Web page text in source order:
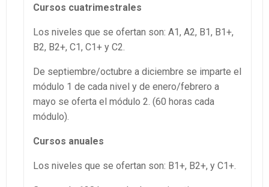
Cursos cuatrimestrales
Los niveles que se ofertan son: A1, A2, B1, B1+,
B2, B2+, C1, C1+ y C2.
De septiembre/octubre a diciembre se imparte el
módulo 1 de cada nivel y de enero/febrero a
mayo se oferta el módulo 2. (60 horas cada
módulo).
Cursos anuales
Los niveles que se ofertan son: B1+, B2+, y C1+.